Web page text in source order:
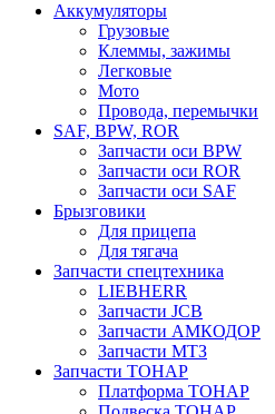
Аккумуляторы
Грузовые
Клеммы, зажимы
Легковые
Мото
Провода, перемычки
SAF, BPW, ROR
Запчасти оси BPW
Запчасти оси ROR
Запчасти оси SAF
Брызговики
Для прицепа
Для тягача
Запчасти спецтехника
LIEBHERR
Запчасти JCB
Запчасти АМКОДОР
Запчасти МТЗ
Запчасти ТОНАР
Платформа ТОНАР